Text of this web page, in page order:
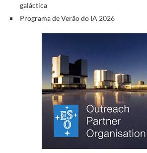
galáctica
Programa de Verão do IA 2026